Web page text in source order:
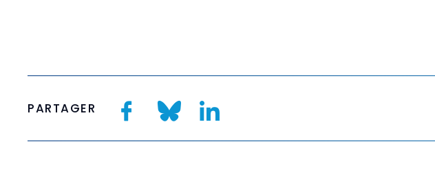
PARTAGER